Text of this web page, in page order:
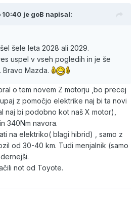
10:40 je goB napisal:
šele leta 2028 ali 2029.
uspel v vseh pogledih in je še
Mazda.
o tem novem Z motorju ,bo precej
z pomočjo elektrike naj bi ta novi
naj bi podobno kot naš X motor),
340Nm navora.
na elektriko( blagi hibrid) , samo z
od 30-40 km. Tudi menjalnik (samo
not od Toyote.